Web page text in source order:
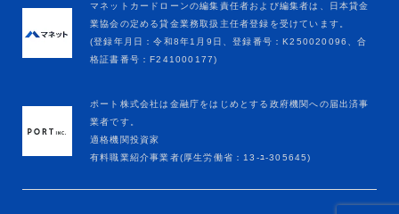
マネットカードローンの編集責任者および編集者は、日本貸金
業協会の定める貸金業務取扱主任者登録を受けています。
(登録年月日：令和8年1月9日、登録番号：K250020096、合
格証書番号：F241000177)
ポート株式会社は金融庁をはじめとする政府機関への届出済事
業者です。
適格機関投資家
有料職業紹介事業者(厚生労働省：13-ﾕ-305645)